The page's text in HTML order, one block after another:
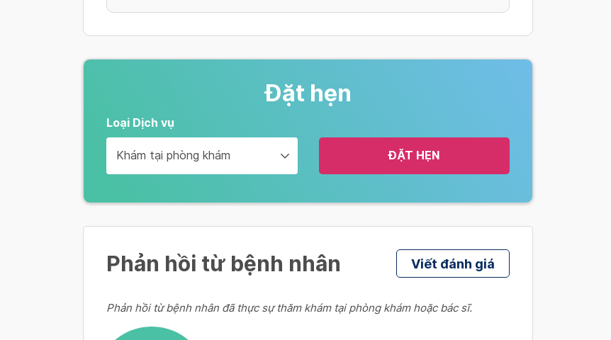
Đặt hẹn
Loại Dịch vụ
Khám tại phòng khám ĐẶT HẸN
Phản hồi từ bệnh nhân Viết đánh giá
Phản hồi từ bệnh nhân đã thực sự thăm khám tại phòng khám hoặc bác sĩ.